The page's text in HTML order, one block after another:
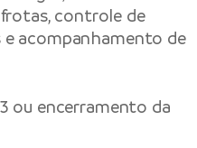
controle de
acompanhamento de
ou encerramento da